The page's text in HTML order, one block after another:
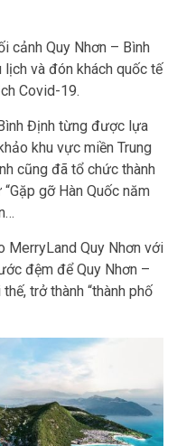
cảnh Quy Nhơn – Bình
và đón khách quốc tế
Covid-19.
Định từng được lựa
khu vực miền Trung
cũng đã tổ chức thành
gỡ Hàn Quốc năm
MerryLand Quy Nhơn với
đệm để Quy Nhơn –
trở thành “thành phố